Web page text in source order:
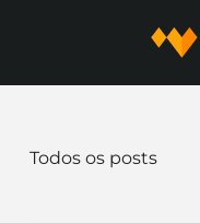
Todos os posts